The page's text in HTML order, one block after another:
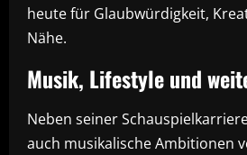
heute für Glaubwürdigkeit,
Nähe.
Musik, Lifestyle und
Neben seiner
auch musikalische Ambitionen